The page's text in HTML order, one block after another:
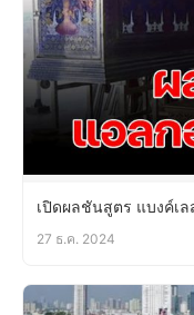
เปิดผลชันสูตร แบงค์เ
27 ธ.ค. 2024